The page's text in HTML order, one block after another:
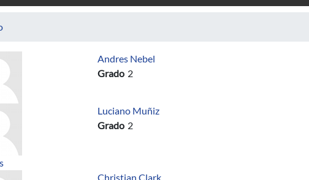
Andres Nebel
Grado 2
Luciano Muñiz
Grado 2
sobre Taller para Fortalecer Habilidades Blandas
Christian Clark